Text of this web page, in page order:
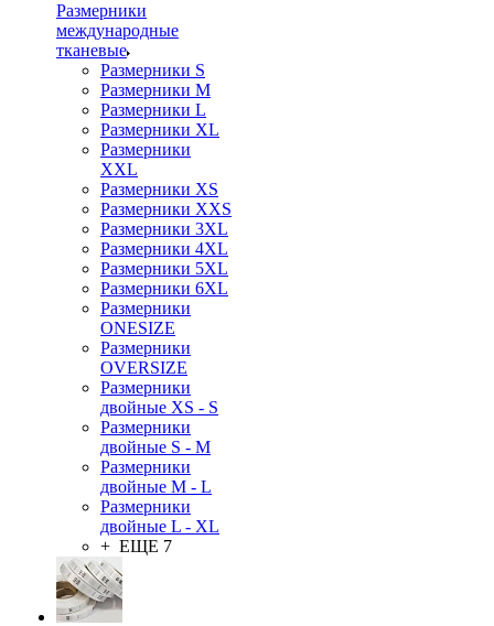
Размерники
международные
тканевые
Размерники S
Размерники M
Размерники L
Размерники XL
Размерники
XXL
Размерники XS
Размерники XXS
Размерники 3XL
Размерники 4XL
Размерники 5XL
Размерники 6XL
Размерники
ONESIZE
Размерники
OVERSIZE
Размерники
двойные XS - S
Размерники
двойные S - M
Размерники
двойные M - L
Размерники
двойные L - XL
+ ЕЩЕ 7